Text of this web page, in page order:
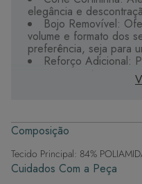
elegância e
Bojo Removível:
volume e formato dos
preferência, seja para
Reforço Adicional:
Alças + Conforto:
qualidade, garantindo
Estilo Sofisticado:
funcionalidades
Composição
Tecido Principal: 84%
Cuidados Com a Peça